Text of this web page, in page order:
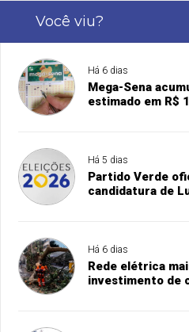
Você viu?
Há 6 dias
Mega-Sena
estimado em R$
Há 5 dias
Partido Verde
candidatura de
Há 6 dias
Rede elétrica
investimento de